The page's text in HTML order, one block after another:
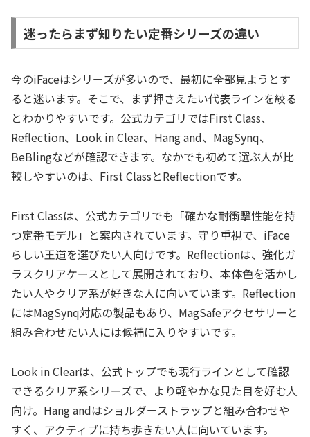
迷ったらまず知りたい定番シリーズの違い
今のiFaceはシリーズが多いので、最初に全部見ようとす
ると迷います。そこで、まず押さえたい代表ラインを絞る
とわかりやすいです。公式カテゴリではFirst Class、
Reflection、Look in Clear、Hang and、MagSynq、
BeBlingなどが確認できます。なかでも初めて選ぶ人が比
較しやすいのは、First ClassとReflectionです。
First Classは、公式カテゴリでも「確かな耐衝撃性能を持
つ定番モデル」と案内されています。守り重視で、iFace
らしい王道を選びたい人向けです。Reflectionは、強化ガ
ラスクリアケースとして展開されており、本体色を活かし
たい人やクリア系が好きな人に向いています。Reflection
にはMagSynq対応の製品もあり、MagSafeアクセサリーと
組み合わせたい人には候補に入りやすいです。
Look in Clearは、公式トップでも現行ラインとして確認
できるクリア系シリーズで、より軽やかな見た目を好む人
向け。Hang andはショルダーストラップと組み合わせや
すく、アクティブに持ち歩きたい人に向いています。